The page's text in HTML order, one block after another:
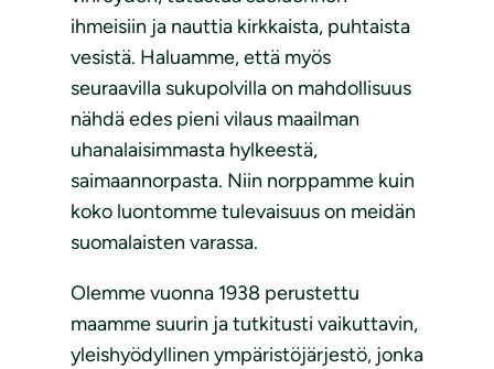
ihmeisiin ja nauttia kirkkaista, puhtaista
vesistä. Haluamme, että myös
seuraavilla sukupolvilla on mahdollisuus
nähdä edes pieni vilaus maailman
uhanalaisimmasta hylkeestä,
saimaannorpasta. Niin norppamme kuin
koko luontomme tulevaisuus on meidän
suomalaisten varassa.
Olemme vuonna 1938 perustettu
maamme suurin ja tutkitusti vaikuttavin,
yleishyödyllinen ympäristöjärjestö, jonka